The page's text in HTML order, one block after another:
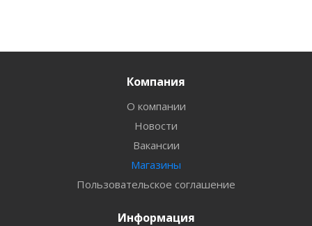
Компания
О компании
Новости
Вакансии
Магазины
Пользовательское соглашение
Информация